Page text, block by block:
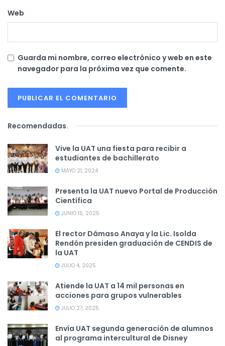
Web
Guarda mi nombre, correo electrónico y web en este
navegador para la próxima vez que comente.
Recomendadas.
Vive la UAT una fiesta para recibir a
estudiantes de bachillerato
MAYO 21, 2024
Presenta la UAT nuevo Portal de Producción
Científica
JUNIO 15, 2025
El rector Dámaso Anaya y la Lic. Isolda
Rendón presiden graduación de CENDIS de
la UAT
JULIO 4, 2025
Atiende la UAT a 14 mil personas en
acciones para grupos vulnerables
JULIO 27, 2025
Envía UAT segunda generación de alumnos
al programa intercultural de Disney